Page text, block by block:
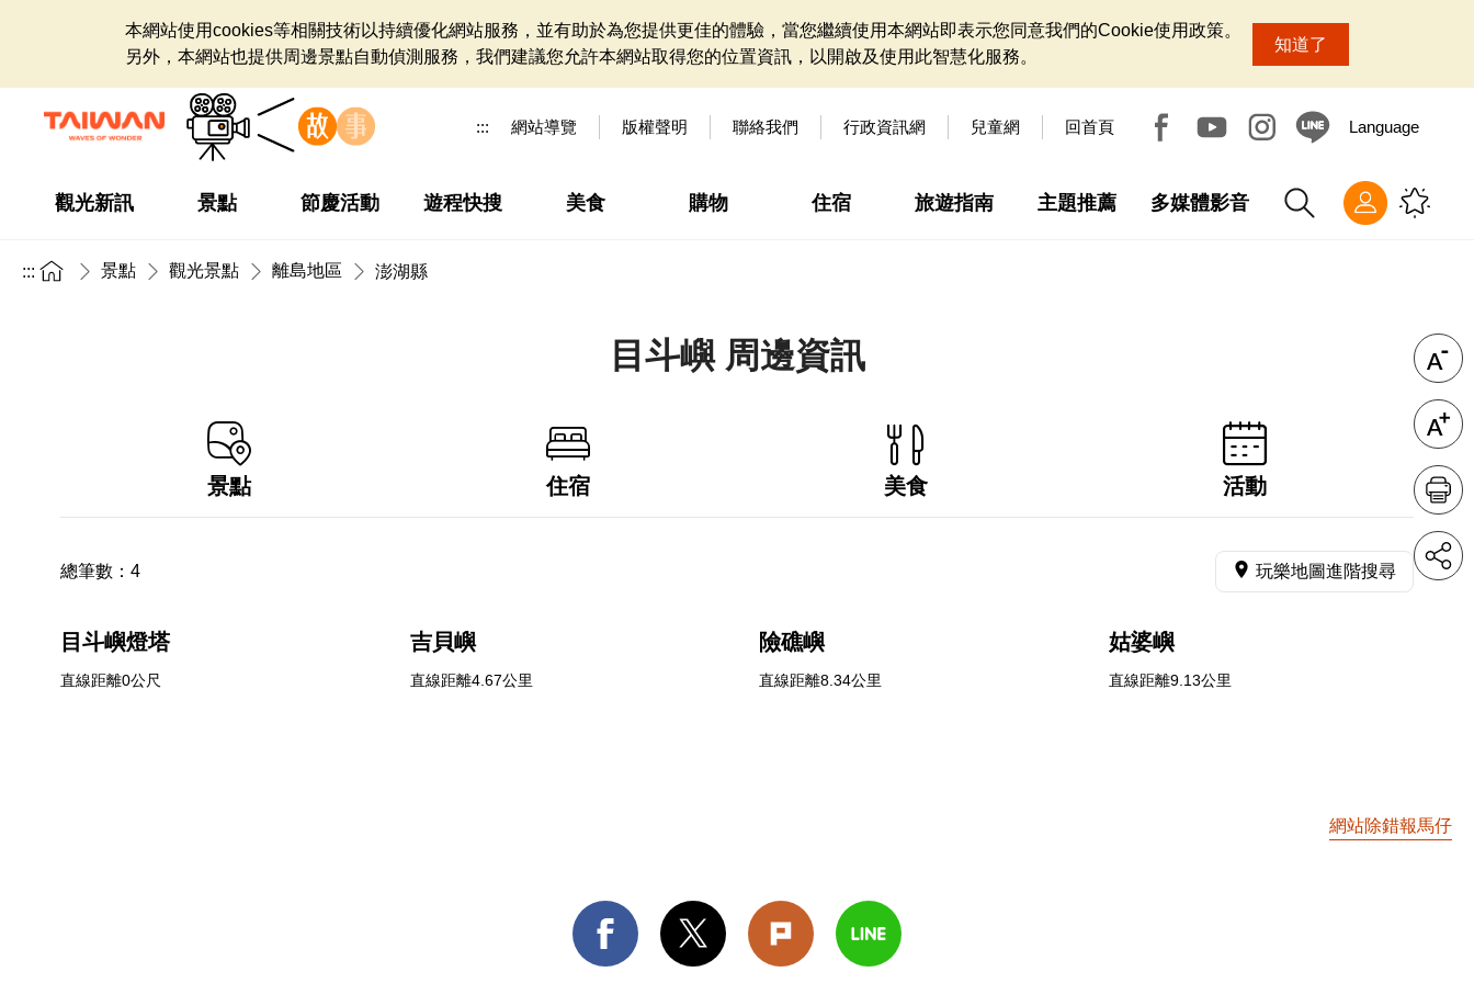
本網站使用cookies等相關技術以持續優化網站服務，並有助於為您提供更佳的體驗，當您繼續使用本網站即表示您同意我們的Cookie使用政策。
另外，本網站也提供周邊景點自動偵測服務，我們建議您允許本網站取得您的位置資訊，以開啟及使用此智慧化服務。
知道了
::: 網站導覽 版權聲明 聯絡我們 行政資訊網 兒童網 回首頁 Language
觀光新訊 景點 節慶活動 遊程快搜 美食 購物 住宿 旅遊指南 主題推薦 多媒體影音
::: 景點 觀光景點 離島地區 澎湖縣
目斗嶼 周邊資訊
景點 住宿 美食 活動
總筆數： 4 玩樂地圖進階搜尋
目斗嶼燈塔
直線距離0公尺
吉貝嶼
直線距離4.67公里
險礁嶼
直線距離8.34公里
姑婆嶼
直線距離9.13公里
網站除錯報馬仔